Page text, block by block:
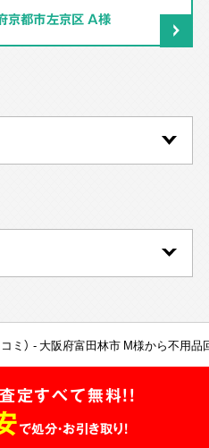
京都市左京区 A様
ミ） 大阪府富田林市 M様から不用品
定すべて無料!!
で処分・お引き取り！